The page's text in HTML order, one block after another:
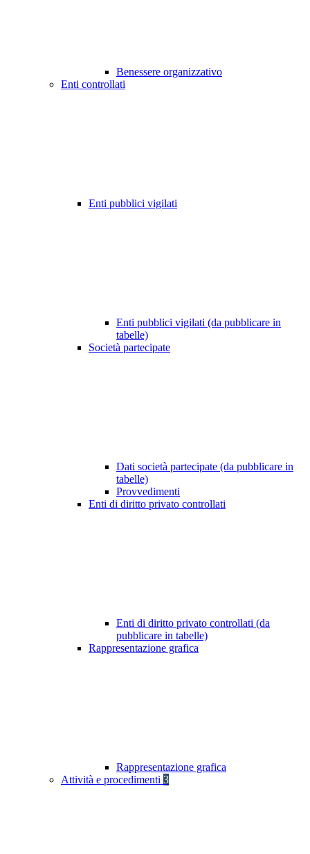
Benessere organizzativo
Enti controllati
Enti pubblici vigilati
Enti pubblici vigilati (da pubblicare in
tabelle)
Società partecipate
Dati società partecipate (da pubblicare in
tabelle)
Provvedimenti
Enti di diritto privato controllati
Enti di diritto privato controllati (da
pubblicare in tabelle)
Rappresentazione grafica
Rappresentazione grafica
Attività e procedimenti 3